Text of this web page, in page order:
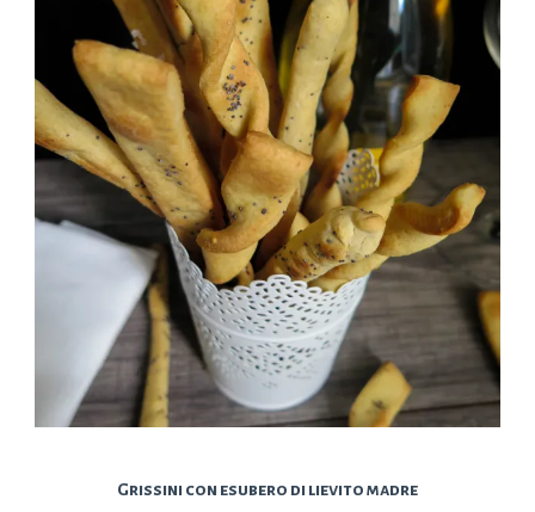
Grissini con esubero di lievito madre